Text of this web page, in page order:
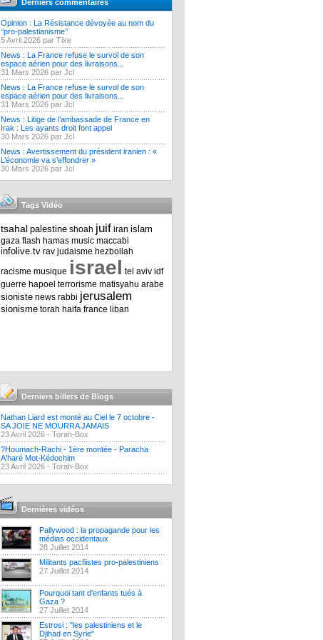
Derniers commentaires
Opinion : La Résistance dévoyée au nom du
‘’pro-palestianisme’’
5 Avril 2026 par Tixe
News : La France refuse le survol de son
espace aérien pour des livraisons...
31 Mars 2026 par Jcl
News : La France refuse le survol de son
espace aérien pour des livraisons...
31 Mars 2026 par Jcl
News : Litige de l’ambassade de France en
Irak : Les ayants droit font appel
30 Mars 2026 par Jcl
News : Avertissement du président iranien : «
L’économie va s’effondrer »
30 Mars 2026 par Jcl
Tags Vidéo
tsahal palestine shoah juif iran islam
gaza flash hamas music maccabi
infolive.tv rav judaisme hezbollah
racisme musique israel tel aviv idf
guerre hapoel terrorisme matisyahu arabe
sioniste news rabbi jerusalem
sionisme torah haifa france liban
Derniers billets de Blogs
Nathan Liard est monté au Ciel le 7 octobre -
SA JOIE NE MOURRA JAMAIS
23 Avril 2026 - Torah-Box
?Houmach-Rachi - 1ère montée - Paracha
A'haré Mot-Kédochim
23 Avril 2026 - Torah-Box
Dernières vidéos
Pallywood : la propagande pour les
médias occidentaux
28 Juillet 2014
Militants pacfiistes pro-palestiniens
27 Juillet 2014
Pourquoi tant d'enfants tués à
Gaza ?
27 Juillet 2014
Estrosi : "les palestiniens et le
Djihad en Syrie"